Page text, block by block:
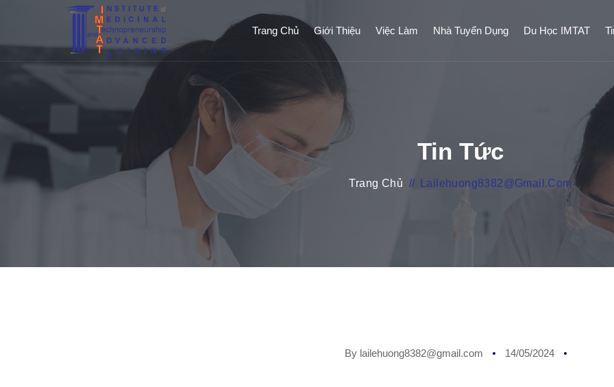
Trang Chủ Giới Thiệu Việc Làm Nhà Tuyển Dụng Du Học IMTAT
Tin Tức
Trang Chủ // Lailehuong8382@gmail.com
By lailehuong8382@gmail.com 14/05/2024